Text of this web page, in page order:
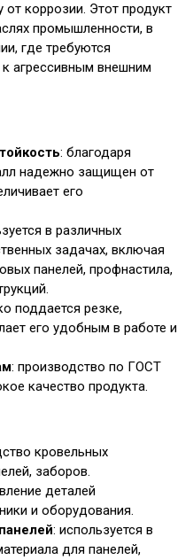
коррозии. Этот продукт
промышленности, в
где требуются
агрессивным внешним
: благодаря
надежно защищен от
его
в различных
задачах, включая
панелей, профнастила,
поддается резке,
его удобным в работе и
: производство по ГОСТ
качество продукта.
кровельных
заборов.
деталей
и оборудования.
: используется в
для панелей,